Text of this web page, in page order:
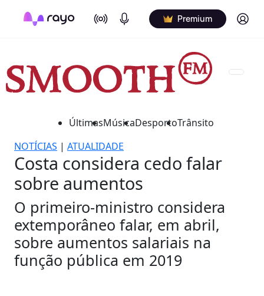
On Air Podcasts Premium Log in
ÚltimasMúsicaDesportoTrânsito
NOTÍCIAS | ATUALIDADE
Costa considera cedo falar
sobre aumentos
O primeiro-ministro considera
extemporâneo falar, em abril,
sobre aumentos salariais na
função pública em 2019